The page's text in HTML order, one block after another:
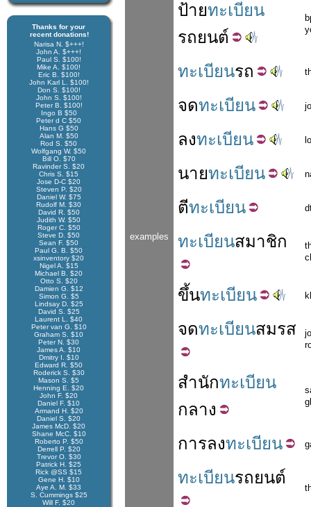
Thanks for your
recent donations!
Narisa N. $+++!
John A. $+++!
Paul S. $100!
Mike A. $100!
Eric B. $100!
John Karl L. $100!
Don S. $100!
John S. $100!
Peter B. $100!
Ingo B $50
Peter d C $50
Hans G $50
Alan M. $50
Rod S. $50
Wolfgang W. $50
Bill O. $70
Ravinder S. $20
Chris S. $15
Jose D-C $20
Steven P. $20
Daniel W. $75
Rudolf M. $30
David R. $50
Judith W. $50
Roger C. $50
Steve D. $50
Sean F. $50
Paul G. B. $50
xsinventory $20
Nigel A. $15
Michael B. $20
Otto S. $20
Damien G. $12
Simon G. $5
Lindsay D. $25
David S. $25
Laurent L. $40
Peter van G. $10
Graham S. $10
Peter N. $30
James A. $10
Dmitry I. $10
Edward R. $50
Roderick S. $30
Mason S. $5
Henning E. $20
John F. $20
Daniel F. $10
Armand H. $20
Daniel S. $20
James McD. $20
Shane McC. $10
Roberto P. $50
Derrell P. $20
Trevor O. $30
Patrick H. $25
Rick @SS $15
Gene H. $10
Aye A. M. $33
S. Cummings $25
Will F. $20
examples
ป้ายทะเบียน
รถยนต์
ทะเบียนรถ
จดทะเบียน
ลงทะเบียน
นายทะเบียน
ตีทะเบียน
ทะเบียนสมาชิก
ขึ้นทะเบียน
จดทะเบียนสมรส
สำนักทะเบียน
กลาง
การลงทะเบียน
ทะเบียนรถยนต์